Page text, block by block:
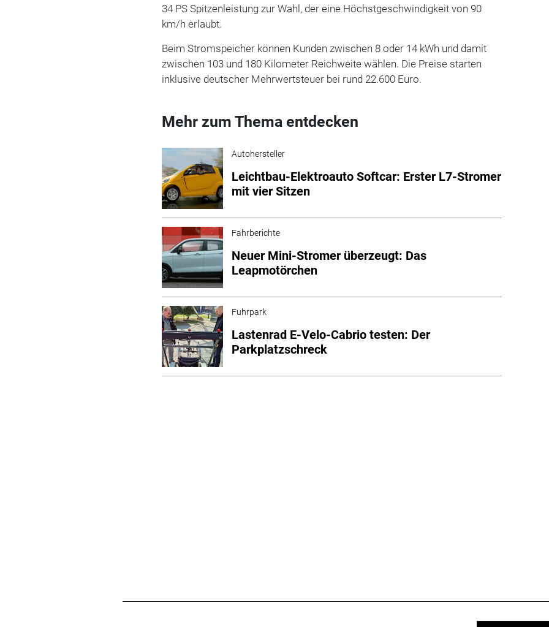
34 PS Spitzenleistung zur Wahl, der eine Höchstgeschwindigkeit von 90
km/h erlaubt.
Beim Stromspeicher können Kunden zwischen 8 oder 14 kWh und damit
zwischen 103 und 180 Kilometer Reichweite wählen. Die Preise starten
inklusive deutscher Mehrwertsteuer bei rund 22.600 Euro.
Mehr zum Thema entdecken
Autohersteller
Leichtbau-Elektroauto Softcar: Erster L7-Stromer
mit vier Sitzen
Fahrberichte
Neuer Mini-Stromer überzeugt: Das
Leapmotörchen
Fuhrpark
Lastenrad E-Velo-Cabrio testen: Der
Parkplatzschreck